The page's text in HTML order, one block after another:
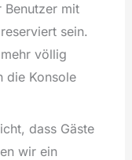
Benutzer mit
sein.
völlig
die Konsole
dass Gäste
wir ein